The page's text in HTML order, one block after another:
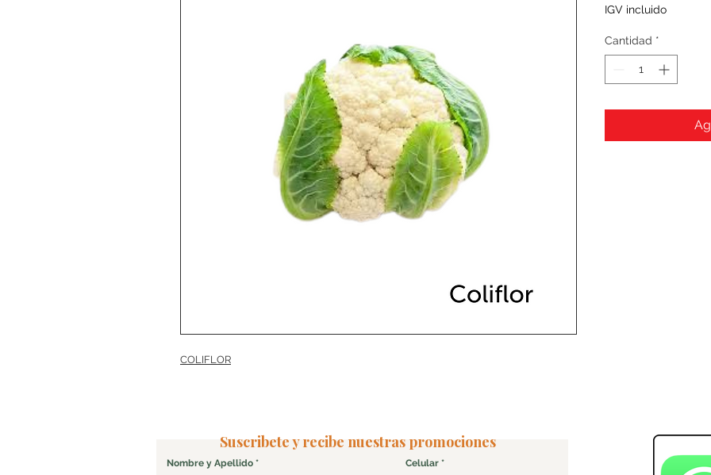
COLIFLOR
IGV incluido
Cantidad *
Suscribete y recibe nuestras promociones
Nombre y Apellido Celular